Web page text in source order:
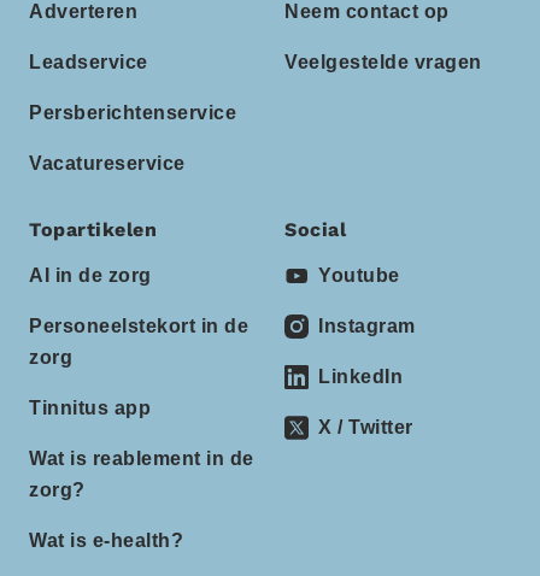
Adverteren
Leadservice
Persberichtenservice
Vacatureservice
Neem contact op
Veelgestelde vragen
Topartikelen
AI in de zorg
Personeelstekort in de
zorg
Tinnitus app
Wat is reablement in de
zorg?
Wat is e-health?
Social
Youtube
Instagram
LinkedIn
X / Twitter